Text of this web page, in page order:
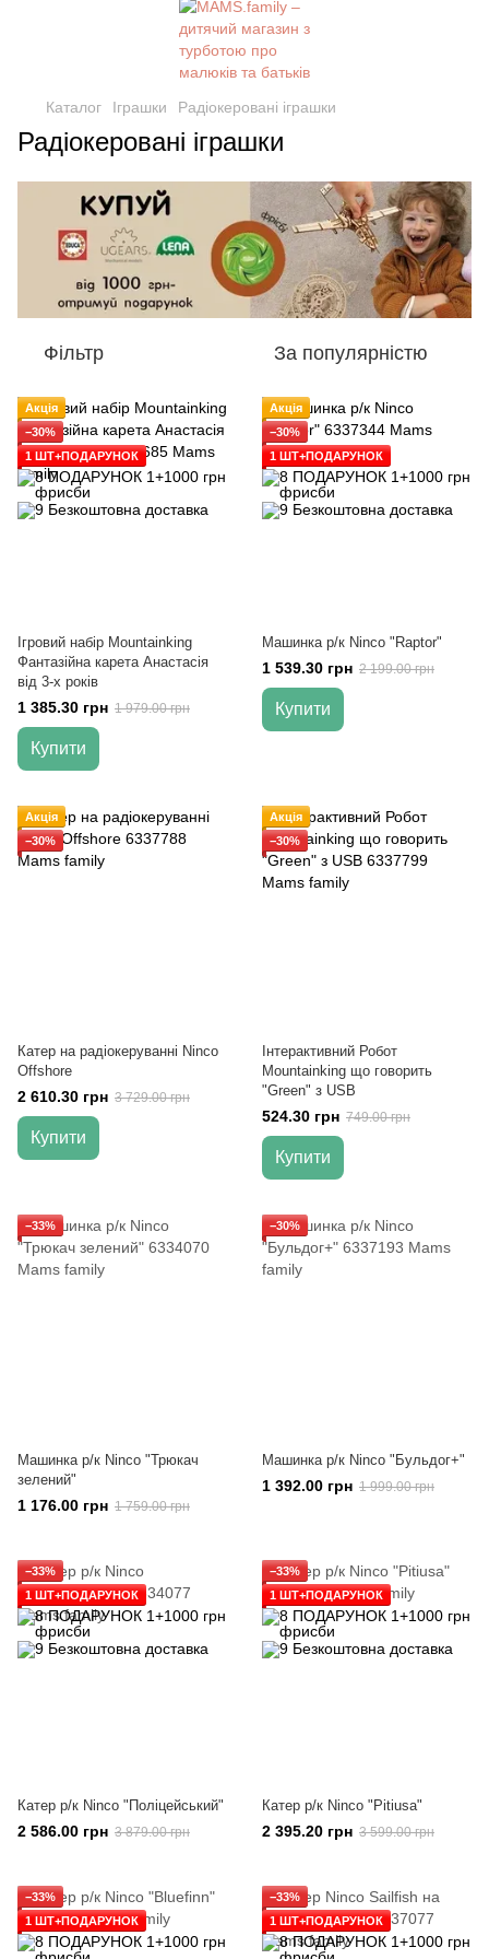
Каталог Іграшки Радіокеровані іграшки
Радіокеровані іграшки
Фільтр За популярністю
Акція
−30%
1 ШТ+ПОДАРУНОК
Ігровий набір Mountainking
Фантазійна карета Анастасія
від 3-х років
1 385.30 грн 1 979.00 грн
Купити
Акція
−30%
1 ШТ+ПОДАРУНОК
Машинка р/к Ninco "Raptor"
1 539.30 грн 2 199.00 грн
Купити
Акція
−30%
Катер на радіокеруванні Ninco
Offshore
2 610.30 грн 3 729.00 грн
Купити
Акція
−30%
Інтерактивний Робот
Mountainking що говорить
"Green" з USB
524.30 грн 749.00 грн
Купити
−33%
Машинка р/к Ninco "Трюкач
зелений"
1 176.00 грн 1 759.00 грн
−30%
Машинка р/к Ninco "Бульдог+"
1 392.00 грн 1 999.00 грн
−33%
1 ШТ+ПОДАРУНОК
Катер р/к Ninco "Поліцейський"
2 586.00 грн 3 879.00 грн
−33%
1 ШТ+ПОДАРУНОК
Катер р/к Ninco "Pitiusa"
2 395.20 грн 3 599.00 грн
−33%
1 ШТ+ПОДАРУНОК
−33%
1 ШТ+ПОДАРУНОК